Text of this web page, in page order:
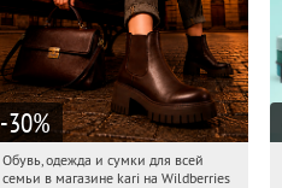
-30%
02:36:04 Получили:
Обувь, одежда и сумки для всей
семьи в магазине kari на Wildberries